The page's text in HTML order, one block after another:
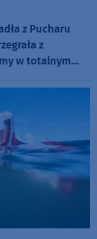
z Pucharu
z
w totalnym